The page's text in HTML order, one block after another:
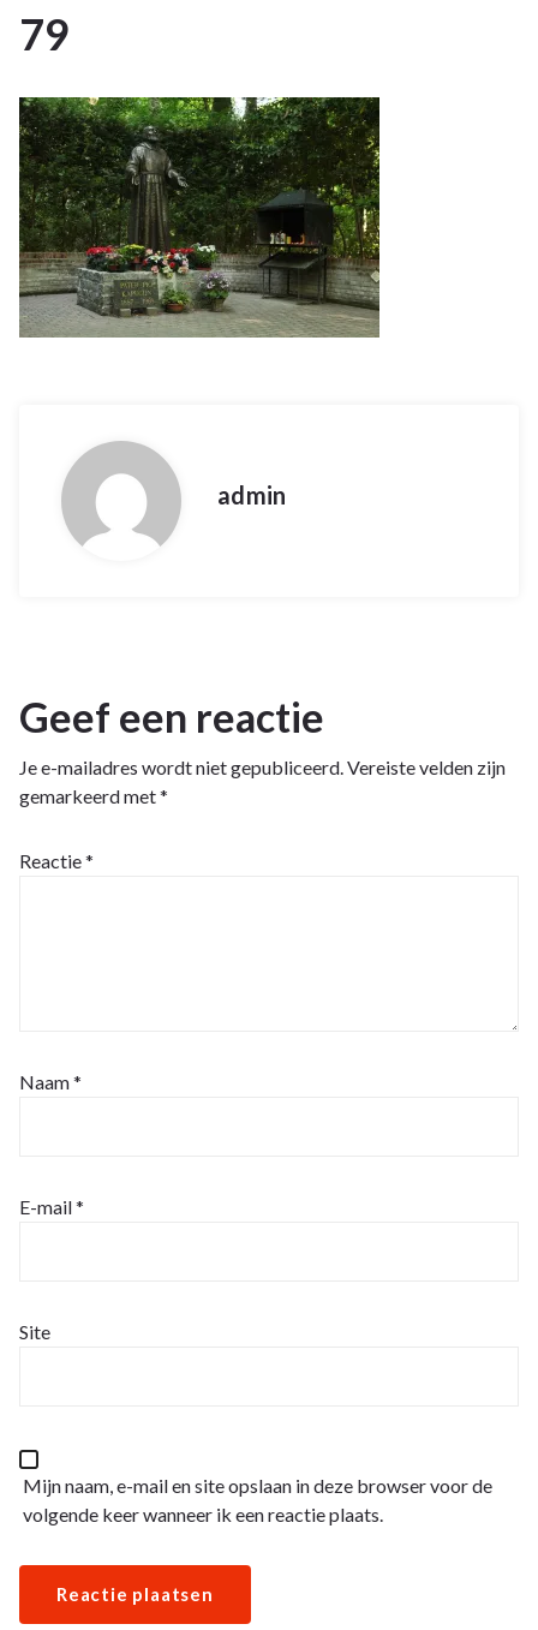
10
OKT 2023
79
admin
Geef een reactie
Je e-mailadres wordt niet gepubliceerd. Vereiste velden zijn
gemarkeerd met*
Reactie*
Naam*
E-mail*
Site
Mijn naam, e-mail en site opslaan in deze browser voor de
volgende keer wanneer ik een reactie plaats.